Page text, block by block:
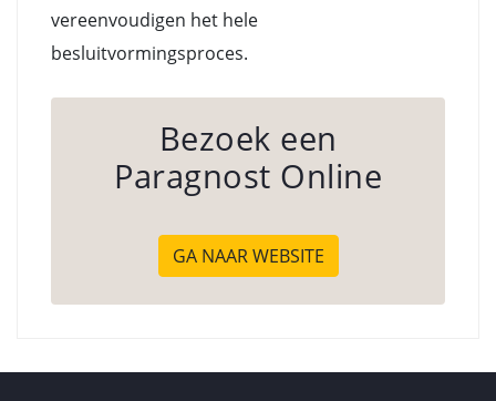
vereenvoudigen het hele
besluitvormingsproces.
Bezoek een
Paragnost Online
GA NAAR WEBSITE